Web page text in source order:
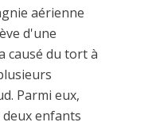
aérienne
d'une
causé du tort à
Parmi eux,
enfants